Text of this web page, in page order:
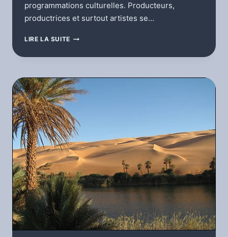
programmations culturelles. Producteurs,
productrices et surtout artistes se…
LIRE LA SUITE MARJO
QUEL
POUR
LES
ARTISTES!
19